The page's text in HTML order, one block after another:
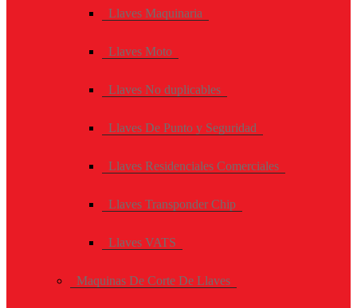
Llaves Maquinaria
Llaves Moto
Llaves No duplicables
Llaves De Punto y Seguridad
Llaves Residenciales Comerciales
Llaves Transponder Chip
Llaves VATS
Maquinas De Corte De Llaves